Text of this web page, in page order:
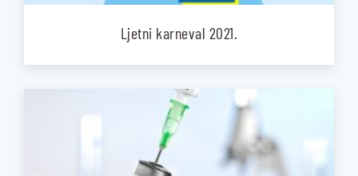
Ljetni karneval 2021.